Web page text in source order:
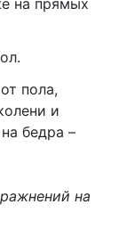
пола,
и
бедра –
на